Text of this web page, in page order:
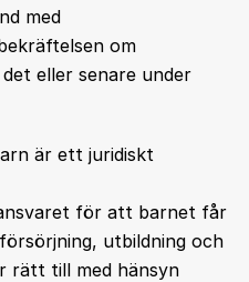
med
om
eller senare under
är ett juridiskt
för att barnet får
utbildning och
rätt till med hänsyn